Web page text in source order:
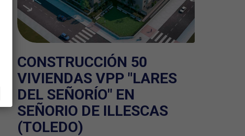
CONSTRUCCIÓN 50
VIVIENDAS VPP "LARES
DEL SEÑORÍO" EN
SEÑORIO DE ILLESCAS
(TOLEDO)